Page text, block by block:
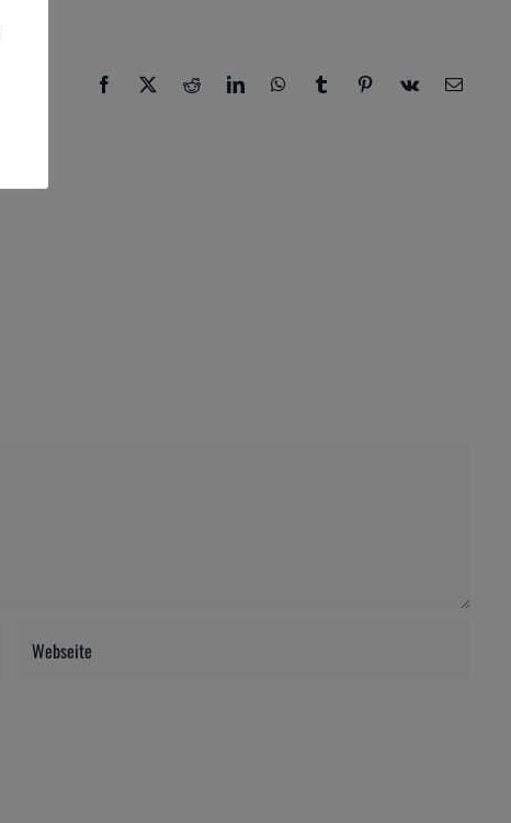
Facebook
X RedditLinkedInWhatsAppTumblrPinterest
Vk
E-